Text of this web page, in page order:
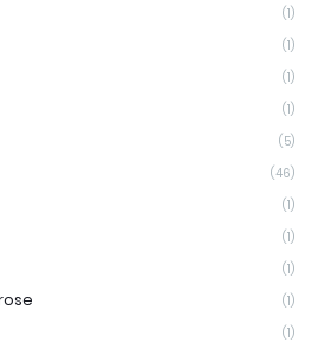
(1)
(1)
(1)
(1)
(5)
(46)
(1)
(1)
(1)
(1)
(1)